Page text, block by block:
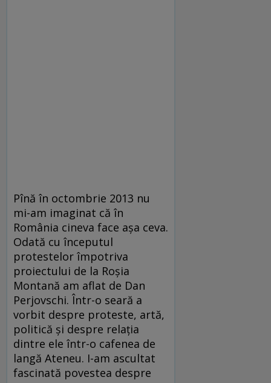
Pînă în octombrie 2013 nu
mi-am imaginat că în
România cineva face așa ceva.
Odată cu începutul
protestelor împotriva
proiectului de la Roșia
Montană am aflat de Dan
Perjovschi. Într-o seară a
vorbit despre proteste, artă,
politică și despre relația
dintre ele într-o cafenea de
langă Ateneu. I-am ascultat
fascinată povestea despre